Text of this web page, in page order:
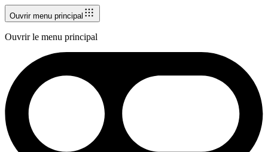
Ouvrir menu principal
Ouvrir le menu principal